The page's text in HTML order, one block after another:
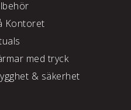
Kontoret
med tryck
& säkerhet